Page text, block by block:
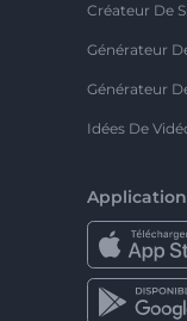
Créateur De
Générateur
Générateur
Idées De